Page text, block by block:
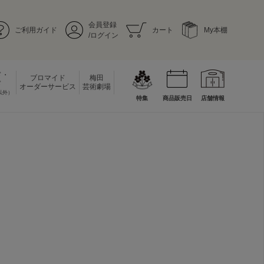
ご利用ガイド
会員登録
/ログイン
カート My本棚
）
ブロマイド
オーダーサービス
梅田
芸術劇場
特集 商品販売日 店舗情報